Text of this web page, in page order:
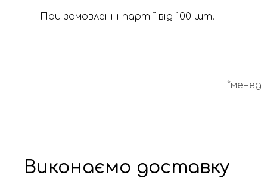
При замовленні партії від 100 шт.
Виконаємо доставку